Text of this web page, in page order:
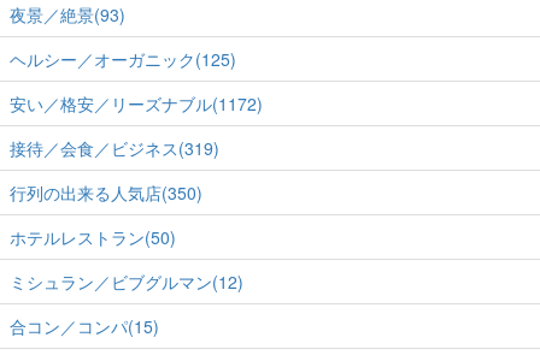
夜景／絶景(93)
ヘルシー／オーガニック(125)
安い／格安／リーズナブル(1172)
接待／会食／ビジネス(319)
行列の出来る人気店(350)
ホテルレストラン(50)
ミシュラン／ビブグルマン(12)
合コン／コンパ(15)